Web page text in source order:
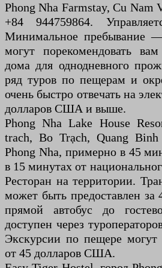
Phong Nha Farmstay, Cu
+84 944759864.
Минимальное пребывание
могут порекомендовать
дома для однодневного
ряд туров по пещерам и
очень быстро отвечать на
долларов США и выше.
Phong Nha Lake House
trach, Bo Trạch, Quang
Phong Nha, примерно в 45
в 15 минутах от
Ресторан на территории.
может быть предоставлен за
прямой автобус до
доступен через
Экскурсии по пещере могут
от 45 долларов США.